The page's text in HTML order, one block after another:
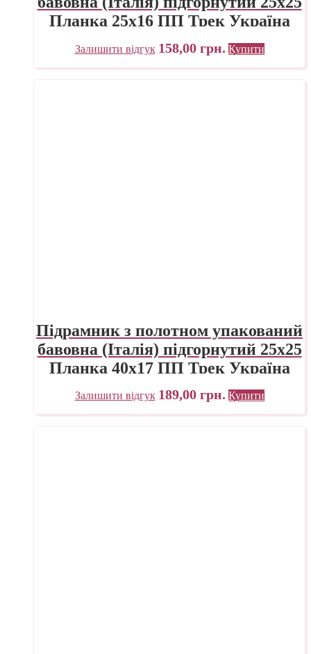
Планка 25х16 ПП Трек Україна
Залишити відгук 158,00 грн. Купити
Підрамник з полотном упакований
бавовна (Італія) підгорнутий 25х25
Планка 40х17 ПП Трек Україна
Залишити відгук 189,00 грн. Купити